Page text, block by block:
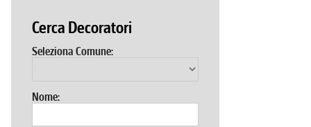
Cerca Decoratori
Seleziona Comune:
Nome: